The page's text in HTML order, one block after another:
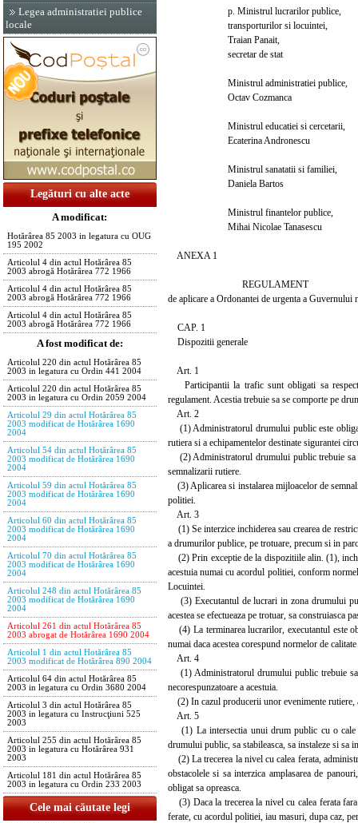
Legea administratiei publice
locale
Legături cu alte acte
A modificat:
Hotărârea 85 2003 in legatura cu OUG
195 2002
Articolul 4 din actul Hotărârea 85
2003 abrogă Hotărârea 772 1966
Articolul 4 din actul Hotărârea 85
2003 abrogă Hotărârea 772 1966
Articolul 4 din actul Hotărârea 85
2003 abrogă Hotărârea 772 1966
A fost modificat de:
Articolul 220 din actul Hotărârea 85
2003 in legatura cu Ordin 441 2004
Articolul 220 din actul Hotărârea 85
2003 in legatura cu Ordin 2059 2004
Articolul 29 din actul Hotărârea 85
2003 modificat de Hotărârea 1690
2004
Articolul 54 din actul Hotărârea 85
2003 modificat de Hotărârea 1690
2004
Articolul 59 din actul Hotărârea 85
2003 modificat de Hotărârea 1690
2004
Articolul 60 din actul Hotărârea 85
2003 modificat de Hotărârea 1690
2004
Articolul 70 din actul Hotărârea 85
2003 modificat de Hotărârea 1690
2004
Articolul 248 din actul Hotărârea 85
2003 modificat de Hotărârea 1690
2004
Articolul 261 din actul Hotărârea 85
2003 abrogat de Hotărârea 1690 2004
Articolul 1 din actul Hotărârea 85
2003 modificat de Hotărârea 890 2004
Articolul 64 din actul Hotărârea 85
2003 in legatura cu Ordin 3680 2004
Articolul 3 din actul Hotărârea 85
2003 in legatura cu Instrucţiuni 525
2003
Articolul 255 din actul Hotărârea 85
2003 in legatura cu Hotărârea 931
2003
Articolul 181 din actul Hotărârea 85
2003 in legatura cu Ordin 233 2003
Cele mai căutate legi
p. Ministrul lucrarilor publice,
transporturilor si locuintei,
Traian Panait,
secretar de stat
Ministrul administratiei publice,
Octav Cozmanca
Ministrul educatiei si cercetarii,
Ecaterina Andronescu
Ministrul sanatatii si familiei,
Daniela Bartos
Ministrul finantelor publice,
Mihai Nicolae Tanasescu
ANEXA 1
REGULAMENT
de aplicare a Ordonantei de urgenta a
CAP. 1
Dispozitii generale
Art. 1
Participantii la trafic sunt obligati sa
regulament. Acestia trebuie sa se comporte pe
Art. 2
(1) Administratorul drumului public este obligat
rutiera si a echipamentelor destinate sigurantei
(2) Administratorul drumului public trebuie sa
semnalizarii rutiere.
(3) Aplicarea si instalarea mijloacelor de
politiei.
Art. 3
(1) Se interzice inchiderea sau crearea de
a drumurilor publice, pe trotuare, precum si in
(2) Prin exceptie de la dispozitiile alin. (1),
acestuia numai cu acordul politiei, conform
Locuintei.
(3) Executantul de lucrari in zona drumului
acestea se efectueaza pe trotuar, sa construiasca
(4) La terminarea lucrarilor, executantul este
numai daca acestea corespund normelor de
Art. 4
(1) Administratorul drumului public trebuie sa
necorespunzatoare a acestuia.
(2) In cazul producerii unor evenimente rutiere,
Art. 5
(1) La intersectia unui drum public cu o cale
drumului public, sa stabileasca, sa instaleze si sa
(2) La trecerea la nivel cu calea ferata,
obstacolele si sa interzica amplasarea de
obligat sa opreasca.
(3) Daca la trecerea la nivel cu calea ferata
ferate, cu acordul politiei, iau masuri, dupa caz,